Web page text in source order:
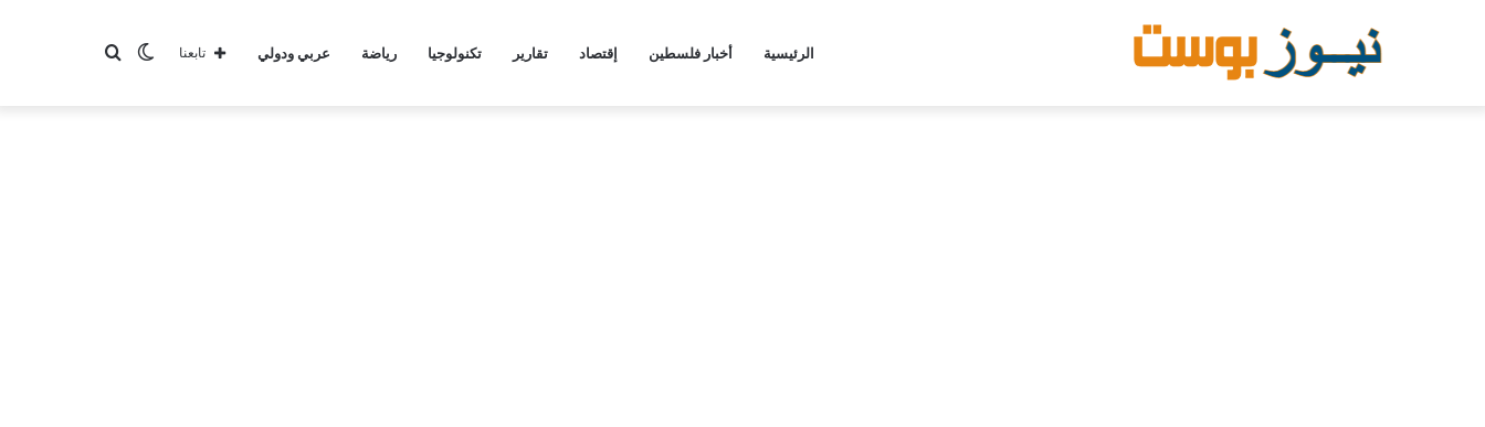
الرئيسية أخبار فلسطين إقتصاد تقارير تكنولوجيا رياضة عربي ودولي بحثالوضع تابعنا